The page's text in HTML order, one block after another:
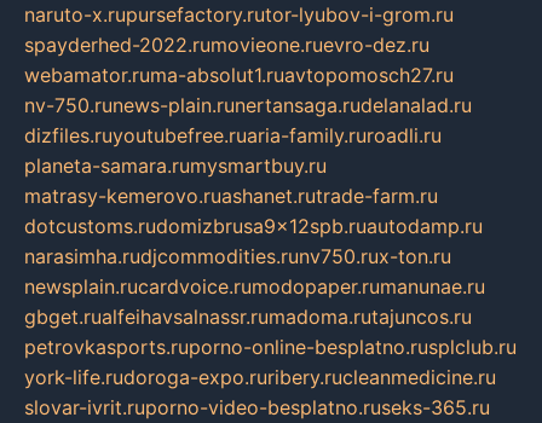
naruto-x.rupursefactory.rutor-lyubov-i-grom.ru
spayderhed-2022.rumovieone.ruevro-dez.ru
webamator.ruma-absolut1.ruavtopomosch27.ru
nv-750.runews-plain.runertansaga.rudelanalad.ru
dizfiles.ruyoutubefree.ruaria-family.ruroadli.ru
planeta-samara.rumysmartbuy.ru
matrasy-kemerovo.ruashanet.rutrade-farm.ru
dotcustoms.rudomizbrusa9x12spb.ruautodamp.ru
narasimha.rudjcommodities.runv750.rux-ton.ru
newsplain.rucardvoice.rumodopaper.rumanunae.ru
gbget.rualfeihavsalnassr.rumadoma.rutajuncos.ru
petrovkasports.ruporno-online-besplatno.rusplclub.ru
york-life.rudoroga-expo.ruribery.rucleanmedicine.ru
slovar-ivrit.ruporno-video-besplatno.ruseks-365.ru